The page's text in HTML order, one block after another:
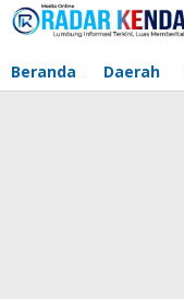
Lewati
ke
Beranda Daerah